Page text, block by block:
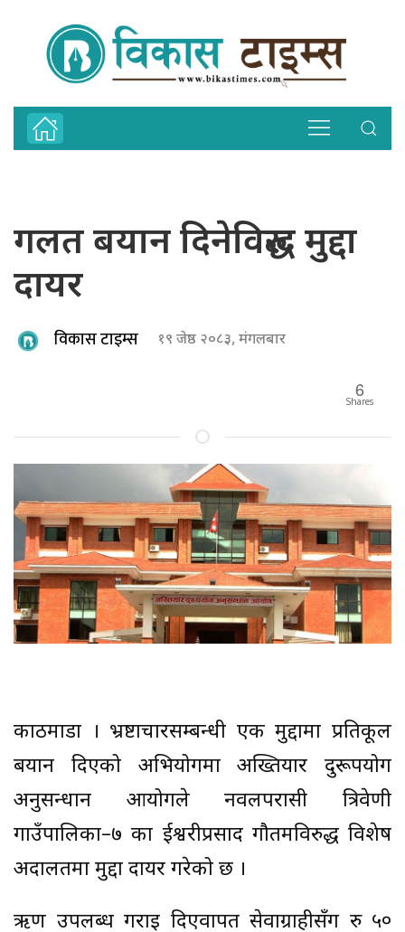
गलत बयान दिनेविरुद्ध मुद्दा
दायर
विकास टाइम्स १९ जेष्ठ २०८३, मंगलबार
6
Shares
काठमाडौं । भ्रष्टाचारसम्बन्धी एक मुद्दामा प्रतिकूल
बयान दिएको अभियोगमा अख्तियार दुरूपयोग
अनुसन्धान आयोगले नवलपरासी त्रिवेणी
गाउँपालिका–७ का ईश्वरीप्रसाद गौतमविरुद्ध विशेष
अदालतमा मुद्दा दायर गरेको छ ।
ऋण उपलब्ध गराइ दिएवापत सेवाग्राहीसँग रु ५०